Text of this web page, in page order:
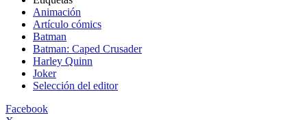
Animación
Artículo cómics
Batman
Batman: Caped Crusader
Harley Quinn
Joker
Selección del editor
Facebook